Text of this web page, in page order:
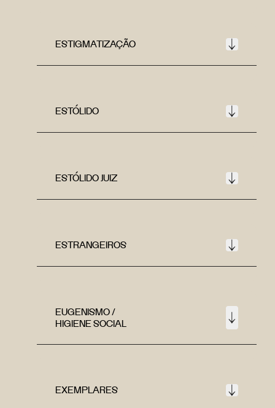
ESTIGMATIZAÇÃO
ESTÓLIDO
ESTÓLIDO JUIZ
ESTRANGEIROS
EUGENISMO /
HIGIENE SOCIAL
EXEMPLARES